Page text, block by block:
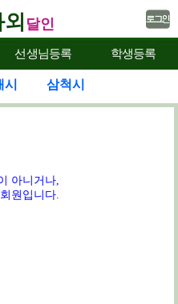
달인
선생님등록 학생등록
삼척시
아니거나,
원입니다.